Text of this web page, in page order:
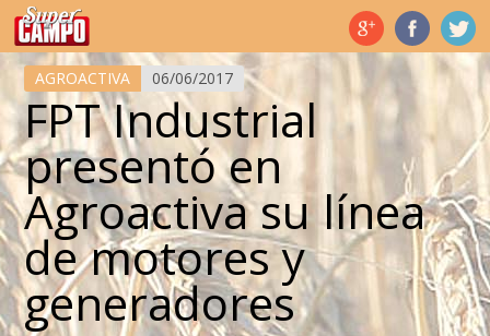
Temas de hoy
AGROACTIVA 06/06/2017
FPT Industrial
presentó en
Agroactiva su línea
de motores y
generadores